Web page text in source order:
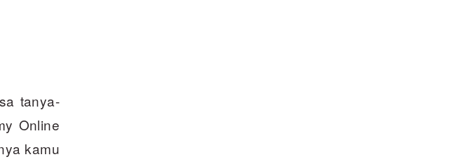
tanya-
Online
kamu